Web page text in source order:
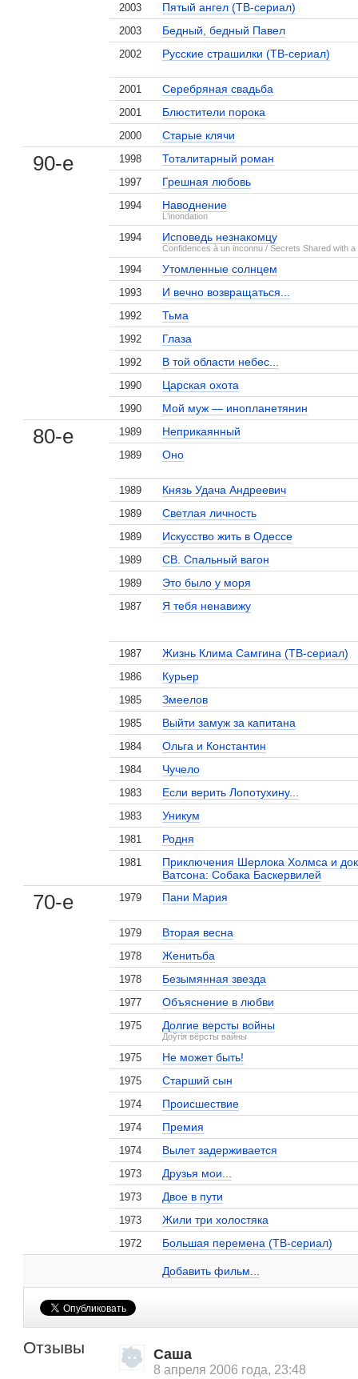
2003 Пятый ангел (ТВ-сериал)
2003 Бедный, бедный Павел
2002 Русские страшилки (ТВ-сериал)
2001 Серебряная свадьба
2001 Блюстители порока
2000 Старые клячи
90-е 1998 Тоталитарный роман
1997 Грешная любовь
1994 Наводнение
L'inondation
1994 Исповедь незнакомцу
Confidences à un inconnu / Secrets Shared with
1994 Утомленные солнцем
1993 И вечно возвращаться...
1992 Тьма
1992 Глаза
1992 В той области небес...
1990 Царская охота
1990 Мой муж — инопланетянин
80-е 1989 Неприкаянный
1989 Оно
1989 Князь Удача Андреевич
1989 Светлая личность
1989 Искусство жить в Одессе
1989 СВ. Спальный вагон
1989 Это было у моря
1987 Я тебя ненавижу
1987 Жизнь Клима Самгина (ТВ-сериал)
1986 Курьер
1985 Змеелов
1985 Выйти замуж за капитана
1984 Ольга и Константин
1984 Чучело
1983 Если верить Лопотухину...
1983 Уникум
1981 Родня
1981
Приключения Шерлока Холмса и
Ватсона: Собака Баскервилей
70-е 1979 Пани Мария
1979 Вторая весна
1978 Женитьба
1978 Безымянная звезда
1977 Объяснение в любви
1975 Долгие версты войны
Доўгія вёрсты вайны
1975 Не может быть!
1975 Старший сын
1974 Происшествие
1974 Премия
1974 Вылет задерживается
1973 Друзья мои...
1973 Двое в пути
1973 Жили три холостяка
1972 Большая перемена (ТВ-сериал)
Добавить фильм...
Похороните меня за
плинтусом
Светлана Крючкова на сайте Кино-Театр.ru
Отзывы Саша
8 апреля 2006 года, 23:48